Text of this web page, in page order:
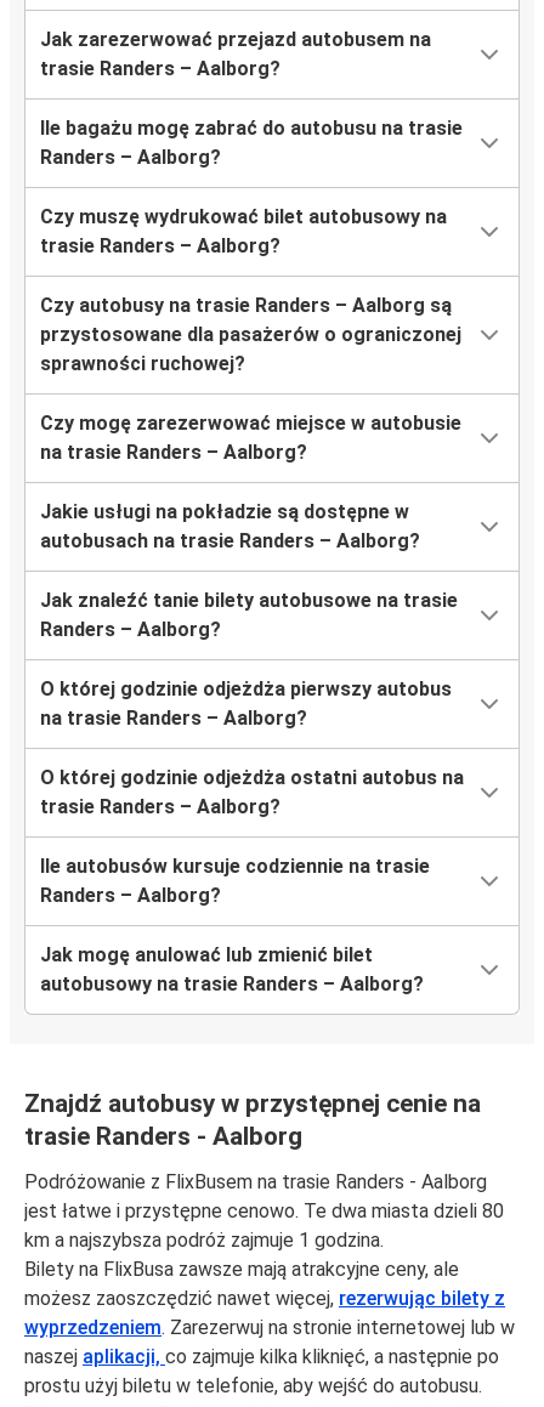
Jak zarezerwować przejazd autobusem na
trasie Randers – Aalborg?
Ile bagażu mogę zabrać do autobusu na trasie
Randers – Aalborg?
Czy muszę wydrukować bilet autobusowy na
trasie Randers – Aalborg?
Czy autobusy na trasie Randers – Aalborg są
przystosowane dla pasażerów o ograniczonej
sprawności ruchowej?
Czy mogę zarezerwować miejsce w autobusie
na trasie Randers – Aalborg?
Jakie usługi na pokładzie są dostępne w
autobusach na trasie Randers – Aalborg?
Jak znaleźć tanie bilety autobusowe na trasie
Randers – Aalborg?
O której godzinie odjeżdża pierwszy autobus
na trasie Randers – Aalborg?
O której godzinie odjeżdża ostatni autobus na
trasie Randers – Aalborg?
Ile autobusów kursuje codziennie na trasie
Randers – Aalborg?
Jak mogę anulować lub zmienić bilet
autobusowy na trasie Randers – Aalborg?
Znajdź autobusy w przystępnej cenie na
trasie Randers - Aalborg
Podróżowanie z FlixBusem na trasie Randers - Aalborg
jest łatwe i przystępne cenowo. Te dwa miasta dzieli 80
km a najszybsza podróż zajmuje 1 godzina.
Bilety na FlixBusa zawsze mają atrakcyjne ceny, ale
możesz zaoszczędzić nawet więcej, rezerwując bilety z
wyprzedzeniem. Zarezerwuj na stronie internetowej lub w
naszej aplikacji, co zajmuje kilka kliknięć, a następnie po
prostu użyj biletu w telefonie, aby wejść do autobusu.